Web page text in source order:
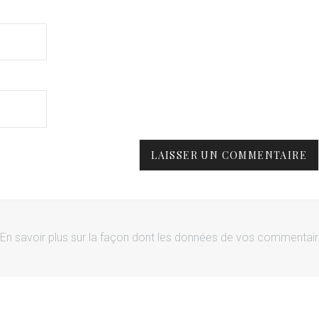
En savoir plus sur la façon dont les données de vos